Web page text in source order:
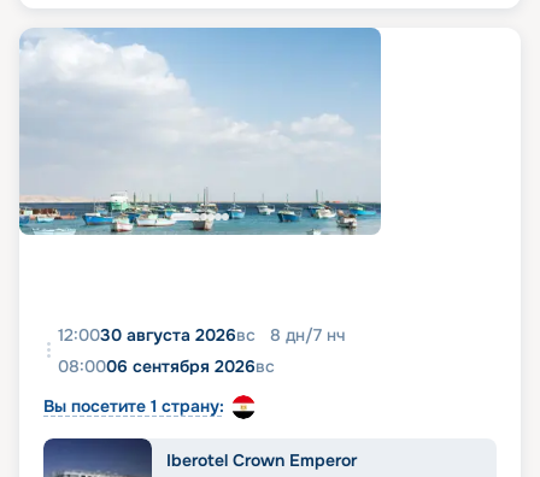
12:0030 августа 2026вс 8 дн/7 нч
08:0006 сентября 2026вс
Вы посетите 1 страну:
Iberotel Crown Emperor